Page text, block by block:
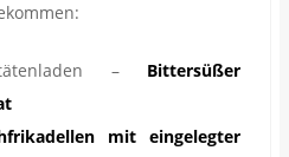
– Bittersüßer
mit eingelegter